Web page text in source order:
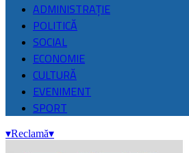
ADMINISTRAȚIE
POLITICĂ
SOCIAL
ECONOMIE
CULTURĂ
EVENIMENT
SPORT
▾Reclamă▾